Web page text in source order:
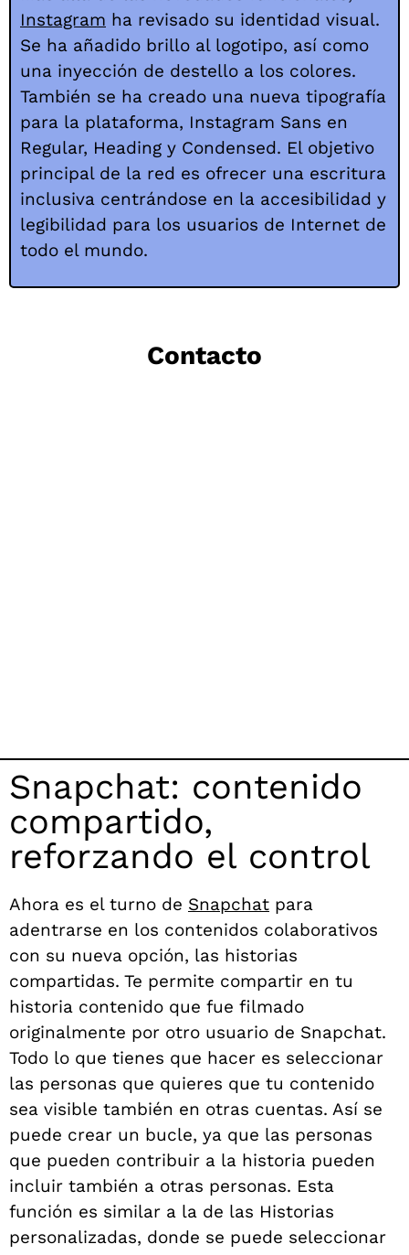
Instagram ha revisado su identidad visual.
Se ha añadido brillo al logotipo, así como
una inyección de destello a los colores.
También se ha creado una nueva tipografía
para la plataforma, Instagram Sans en
Regular, Heading y Condensed. El objetivo
principal de la red es ofrecer una escritura
inclusiva centrándose en la accesibilidad y
legibilidad para los usuarios de Internet de
todo el mundo.
Contacto
Snapchat: contenido
compartido,
reforzando el control
Ahora es el turno de Snapchat para
adentrarse en los contenidos colaborativos
con su nueva opción, las historias
compartidas. Te permite compartir en tu
historia contenido que fue filmado
originalmente por otro usuario de Snapchat.
Todo lo que tienes que hacer es seleccionar
las personas que quieres que tu contenido
sea visible también en otras cuentas. Así se
puede crear un bucle, ya que las personas
que pueden contribuir a la historia pueden
incluir también a otras personas. Esta
función es similar a la de las Historias
personalizadas, donde se puede seleccionar